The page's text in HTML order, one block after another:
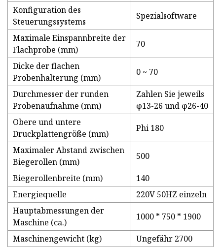
Konfiguration des
Steuerungssystems
Spezialsoftware
Maximale Einspannbreite der
Flachprobe (mm)
70
Dicke der flachen
Probenhalterung (mm)
0 ~ 70
Durchmesser der runden
Probenaufnahme (mm)
Zahlen Sie jeweils
φ13-26 und φ26-40
Obere und untere
Druckplattengröße (mm)
Phi 180
Maximaler Abstand zwischen
Biegerollen (mm)
500
Biegerollenbreite (mm)
140
Energiequelle
220V 50HZ einzeln
Hauptabmessungen der
Maschine (ca.)
1000 * 750 * 1900
Maschinengewicht (kg)
Ungefähr 2700